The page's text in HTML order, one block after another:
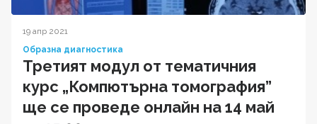
19 апр 2021
Образна диагностика
Третият модул от тематичния
курс „Компютърна томография”
ще се проведе онлайн на 14 май